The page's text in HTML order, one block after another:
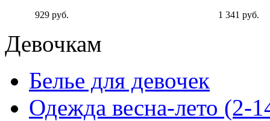
929 руб.
1 341 руб.
Девочкам
Белье для девочек
Одежда весна-лето (2-